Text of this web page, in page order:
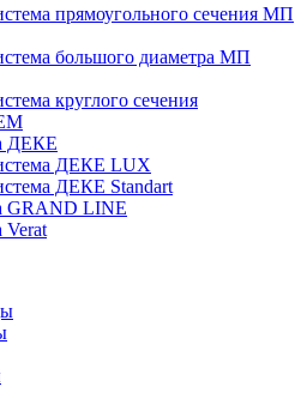
прямоугольного сечения МП
большого диаметра МП
круглого сечения
ДЕКЕ
ДЕКЕ LUX
ДЕКЕ Standart
GRAND LINE
Verat